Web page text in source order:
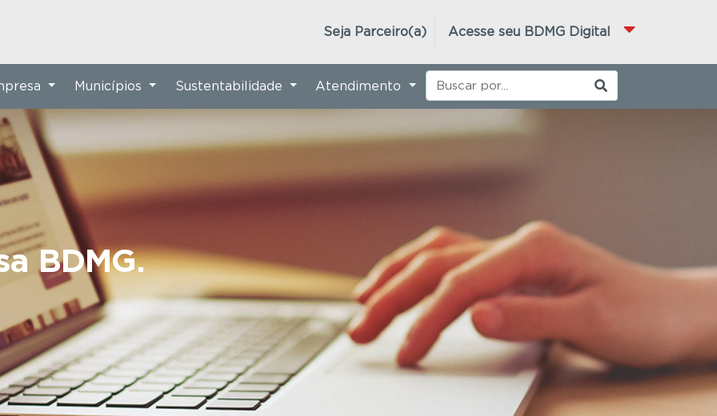
Acesse seu BDMG Digital
Seja Parceiro(a)
BDMG.
Municípios Sustentabilidade Atendimento